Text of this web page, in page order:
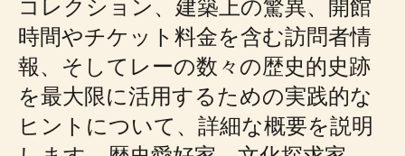
時間やチケット料金を含む訪問者情
報、そしてレーの数々の歴史的史跡
を最大限に活用するための実践的な
ヒントについて、詳細な概要を説明